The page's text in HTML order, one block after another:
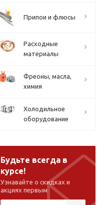
Припои и флюсы
Расходные
материалы
Фреоны, масла,
химия
Холодильное
оборудование
Будьте всегда в
курсе!
Узнавайте о скидках и
акциях первым